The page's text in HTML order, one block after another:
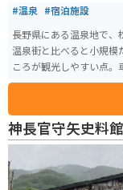
#温泉 #宿泊施設
長野県にある温泉地で
温泉街と比べると小規模
ころが観光しやすい点
も行くことができる。
神長官守矢史料館